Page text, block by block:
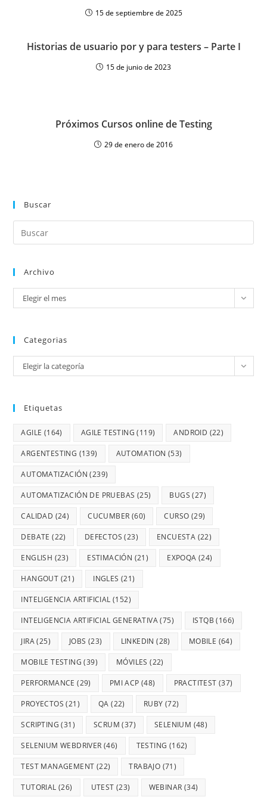
15 de septiembre de 2025
Historias de usuario por y para testers – Parte I
15 de junio de 2023
Próximos Cursos online de Testing
29 de enero de 2016
Buscar
Archivo
Elegir el mes
Categorias
Elegir la categoría
Etiquetas
AGILE (164) AGILE TESTING (119) ANDROID (22)
ARGENTESTING (139) AUTOMATION (53)
AUTOMATIZACIÓN (239)
AUTOMATIZACIÓN DE PRUEBAS (25) BUGS (27)
CALIDAD (24) CUCUMBER (60) CURSO (29)
DEBATE (22) DEFECTOS (23) ENCUESTA (22)
ENGLISH (23) ESTIMACIÓN (21) EXPOQA (24)
HANGOUT (21) INGLES (21)
INTELIGENCIA ARTIFICIAL (152)
INTELIGENCIA ARTIFICIAL GENERATIVA(75) ISTQB (166)
JIRA(25) JOBS (23) LINKEDIN (28) MOBILE (64)
MOBILE TESTING (39) MÓVILES (22)
PERFORMANCE (29) PMI ACP (48) PRACTITEST (37)
PROYECTOS (21) QA (22) RUBY (72)
SCRIPTING (31) SCRUM (37) SELENIUM (48)
SELENIUM WEBDRIVER (46) TESTING (162)
TEST MANAGEMENT (22) TRABAJO (71)
TUTORIAL (26) UTEST (23) WEBINAR (34)